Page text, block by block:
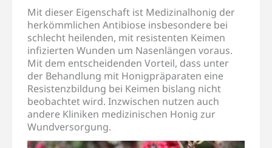
Mit dieser Eigenschaft ist Medizinalhonig der
herkömmlichen Antibiose insbesondere bei
schlecht heilenden, mit resistenten Keimen
infizierten Wunden um Nasenlängen voraus.
Mit dem entscheidenden Vorteil, dass unter
der Behandlung mit Honigpräparaten eine
Resistenzbildung bei Keimen bislang nicht
beobachtet wird. Inzwischen nutzen auch
andere Kliniken medizinischen Honig zur
Wundversorgung.